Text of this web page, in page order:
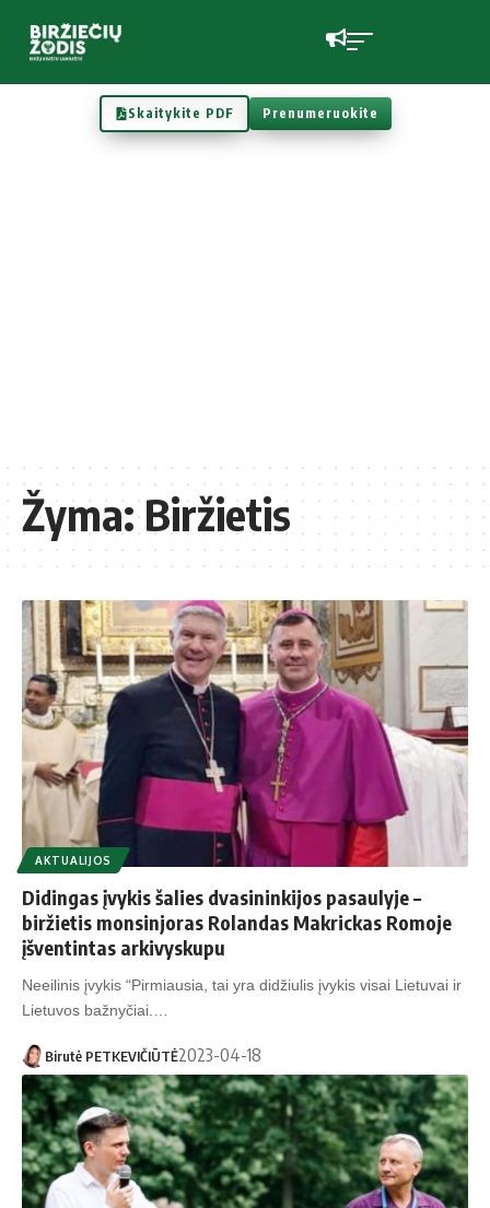
Skaitykite PDF Prenumeruokite
Žyma:Biržietis
AKTUALIJOS
Didingas įvykis šalies dvasininkijos pasaulyje –
biržietis monsinjoras Rolandas Makrickas Romoje
įšventintas arkivyskupu
Neeilinis įvykis “Pirmiausia, tai yra didžiulis įvykis visai Lietuvai ir
Lietuvos bažnyčiai.…
Birutė PETKEVIČIŪTĖ2023-04-18